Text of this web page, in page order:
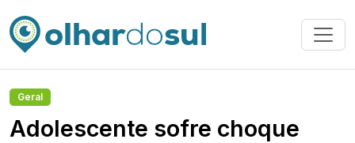
Geral
Adolescente sofre choque